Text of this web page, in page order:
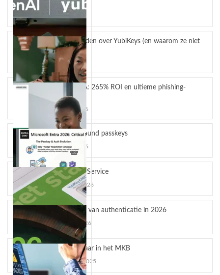
workflows
mei 4, 2026
5 misverstanden over YubiKeys (en waarom ze niet
kloppen)
april 13, 2026
YubiKey MFA: 265% ROI en ultieme phishing-
bescherming
maart 24, 2026
Hardware-bound passkeys
maart 10, 2026
YubiKey as a Service
februari 12, 2026
De toekomst van authenticatie in 2026
januari 16, 2026
Phishing gevaar in het MKB
november 5, 2025
OpenAI en Yubico: De toekomst van veilige AI-
workflows
OpenAI en Yubico zijn een strategisch
partnerschap...